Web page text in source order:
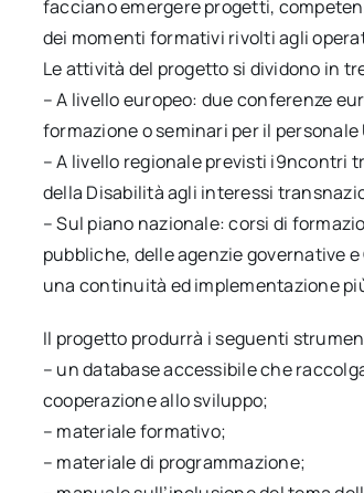
facciano emergere progetti,
dei momenti formativi rivolti agli
Le attività del progetto si dividono in
– A livello europeo: due conferenze
formazione o seminari per il personale
– A livello regionale previsti i9ncontri
della Disabilità agli interessi
– Sul piano nazionale: corsi di
pubbliche, delle agenzie governative
una continuità ed implementazione
Il progetto produrrà i seguenti
– un database accessibile che
cooperazione allo sviluppo;
– materiale formativo;
– materiale di programmazione;